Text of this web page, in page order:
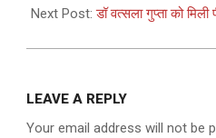
30
Next Post:डॉ वत्सला गुप्ता को मिली
LEAVE A REPLY
Your email address will not be